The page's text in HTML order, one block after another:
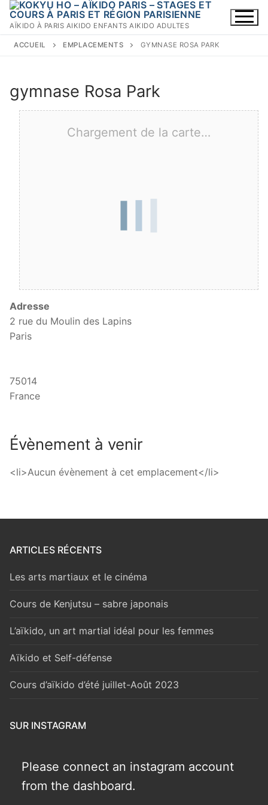
Aller
AÏKIDO À PARIS AIKIDO ENFANTS AIKIDO ADULTES
ACCUEIL EMPLACEMENTS GYMNASE ROSA PARK
gymnase Rosa Park
Chargement de la carte…
Adresse
2 rue du Moulin des Lapins
Paris
75014
France
Évènement à venir
<li>Aucun évènement à cet emplacement</li>
ARTICLES RÉCENTS
Les arts martiaux et le cinéma
Cours de Kenjutsu – sabre japonais
L’aïkido, un art martial idéal pour les femmes
Aïkido et Self-défense
Cours d’aïkido d’été juillet-Août 2023
SUR INSTAGRAM
Please connect an instagram account
from the dashboard.